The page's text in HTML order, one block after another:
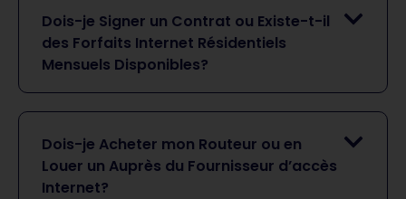
Dois-je Signer un Contrat ou Existe-t-il
des Forfaits Internet Résidentiels
Mensuels Disponibles?
Dois-je Acheter mon Routeur ou en
Louer un Auprès du Fournisseur d’accès
Internet?